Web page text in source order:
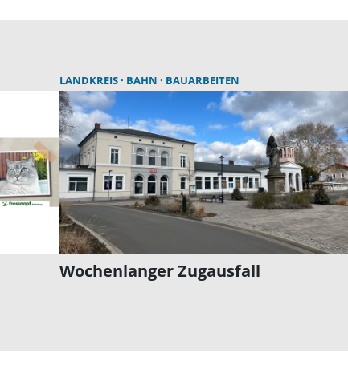
LANDKREIS BAHN BAUARBEITEN
Wochenlanger Zugausfall